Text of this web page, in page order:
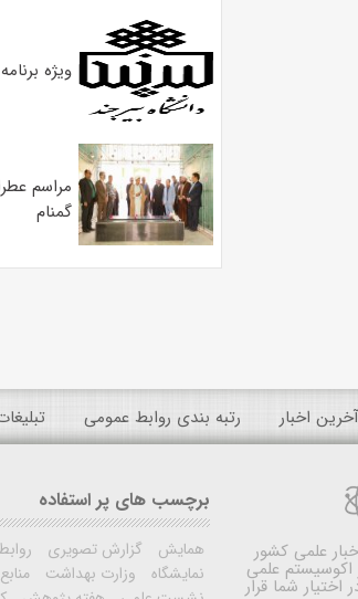
ویژه
مراسم
گمنام
آخرین اخبار رتبه بندی روابط عمومی
علمی کشور
علمی
شما قرار
برچسب های پر استفاده
همایش گزارش تصویری
نمایشگاه
وزارت بهداشت